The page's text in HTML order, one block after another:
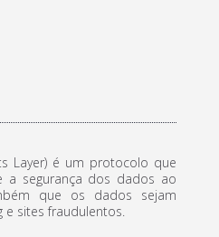
Layer) é um protocolo que
a segurança dos dados ao
que os dados sejam
e sites fraudulentos.